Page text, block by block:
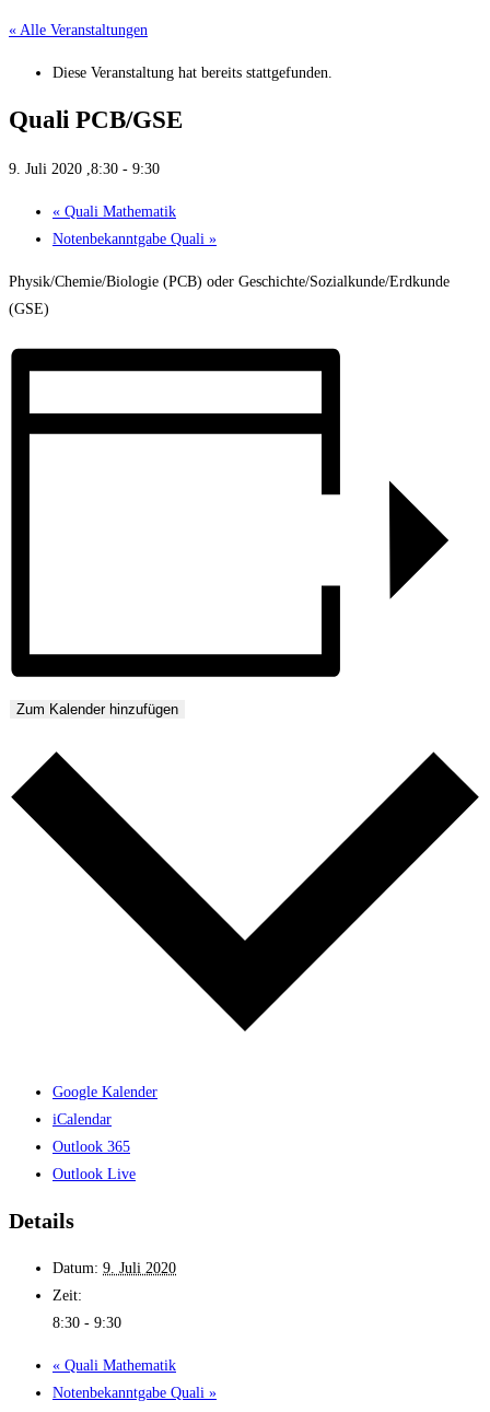
« Alle Veranstaltungen
Diese Veranstaltung hat bereits stattgefunden.
Quali PCB/GSE
9. Juli 2020 ,8:30 - 9:30
« Quali Mathe­matik
Noten­bekannt­gabe Quali »
Physik/Chemie/Biologie (PCB) oder Geschichte/Sozialkunde/Erdkunde
(GSE)
Zum Kalender hinzufügen
Google Kalender
iCalendar
Outlook 365
Outlook Live
Details
Datum: 9. Juli 2020
Zeit:
8:30 - 9:30
« Quali Mathe­matik
Noten­bekannt­gabe Quali »